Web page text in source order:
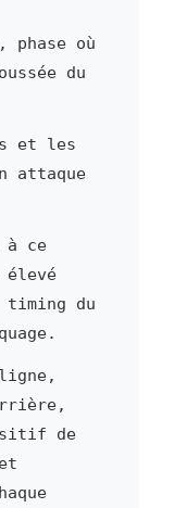
phase où
du
et les
attaque
à ce
du
de